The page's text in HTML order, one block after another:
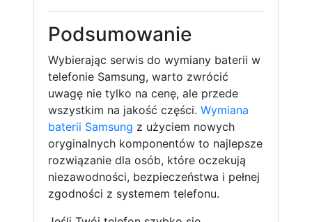
Podsumowanie
Wybierając serwis do wymiany baterii w
telefonie Samsung, warto zwrócić
uwagę nie tylko na cenę, ale przede
wszystkim na jakość części. Wymiana
baterii Samsung z użyciem nowych
oryginalnych komponentów to najlepsze
rozwiązanie dla osób, które oczekują
niezawodności, bezpieczeństwa i pełnej
zgodności z systemem telefonu.